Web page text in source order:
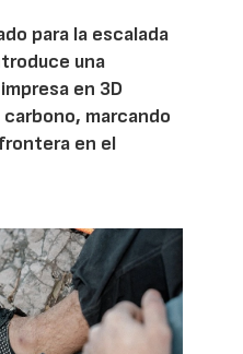
para la escalada
una
en 3D
marcando
en el